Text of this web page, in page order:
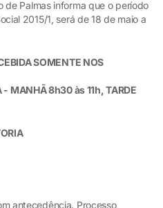
de Palmas informa que o período
2015/1, será de 18 de maio a
SOMENTE NOS
- MANHÃ 8h30 às 11h, TARDE
antecedência. Processo